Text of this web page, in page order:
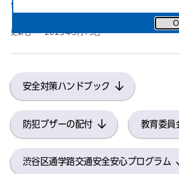
学校における安全管理・安全対策について
更新日 2025年5月13日
安全対策ハンドブック
防犯ブザーの配付 教育委員
渋谷区通学路交通安全安心プログラム